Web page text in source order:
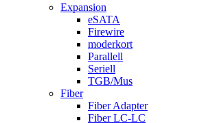
Expansion
eSATA
Firewire
moderkort
Parallell
Seriell
TGB/Mus
Fiber
Fiber Adapter
Fiber LC-LC